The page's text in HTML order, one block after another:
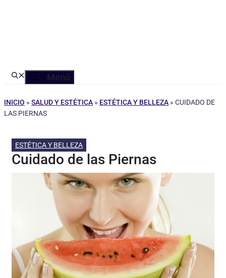
Menú
INICIO » SALUD Y ESTÉTICA » ESTÉTICA Y BELLEZA » CUIDADO DE
LAS PIERNAS
ESTÉTICA Y BELLEZA
Cuidado de las Piernas